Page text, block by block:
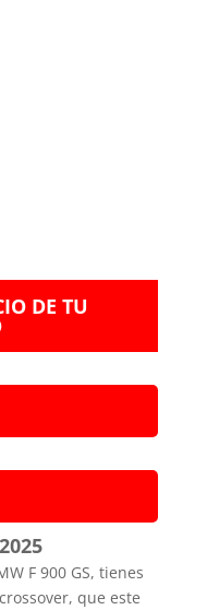
DE TU
F 900 GS, tienes
que este